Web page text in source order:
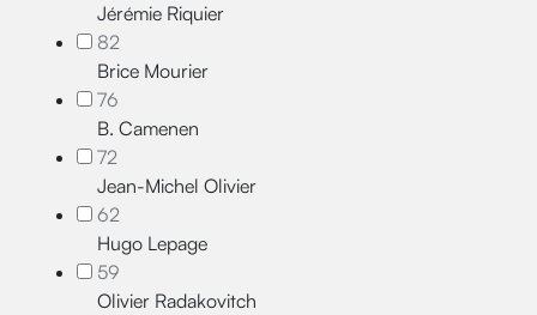
Jérémie Riquier
82
Brice Mourier
76
B. Camenen
72
Jean-Michel Olivier
62
Hugo Lepage
59
Olivier Radakovitch